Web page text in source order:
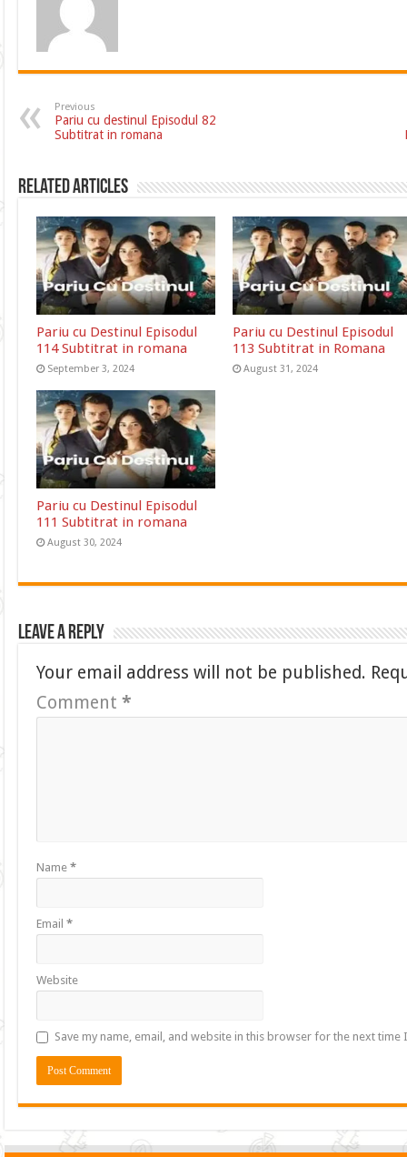
Previous
Pariu cu destinul Episodul 82
Subtitrat in romana
Related Articles
Pariu cu Destinul Episodul
114 Subtitrat in romana
September 3, 2024
Pariu cu Destinul Episodul
113 Subtitrat in Romana
August 31, 2024
Pariu cu Destinul Episodul
111 Subtitrat in romana
August 30, 2024
Leave a Reply
Your email address will not be published.
Comment*
Name*
Email*
Website
Save my name, email, and website in this browser for the next time